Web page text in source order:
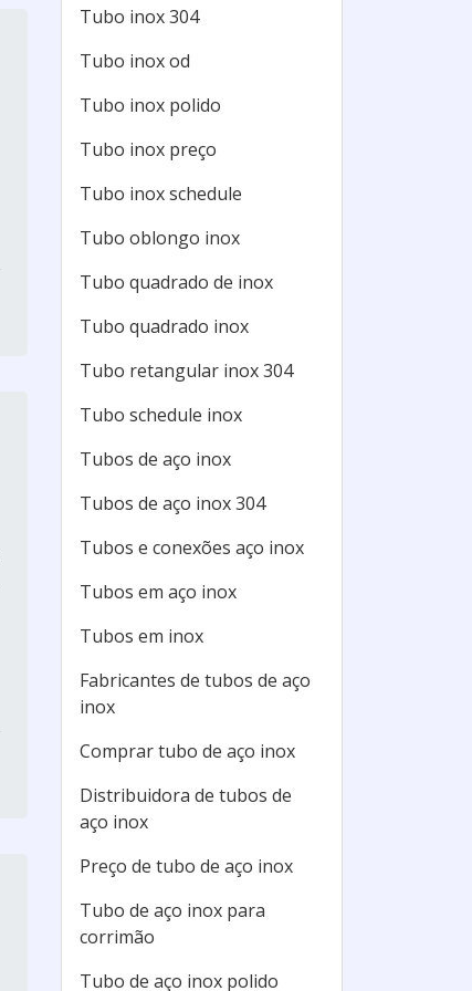
Tubo inox 304
Tubo inox od
Tubo inox polido
Tubo inox preço
Tubo inox schedule
Tubo oblongo inox
Tubo quadrado de inox
Tubo quadrado inox
Tubo retangular inox 304
Tubo schedule inox
Tubos de aço inox
Tubos de aço inox 304
Tubos e conexões aço inox
Tubos em aço inox
Tubos em inox
Fabricantes de tubos de aço
inox
Comprar tubo de aço inox
Distribuidora de tubos de
aço inox
Preço de tubo de aço inox
Tubo de aço inox para
corrimão
Tubo de aço inox polido